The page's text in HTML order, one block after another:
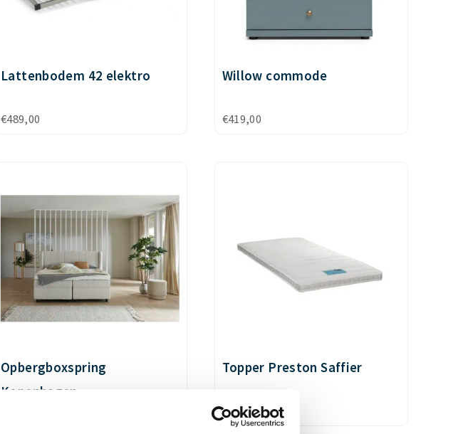
Lattenbodem 42 elektro
€489,00
Willow commode
€419,00
Opbergboxspring
Kopenhagen
Topper Preston Saffier
€349,00